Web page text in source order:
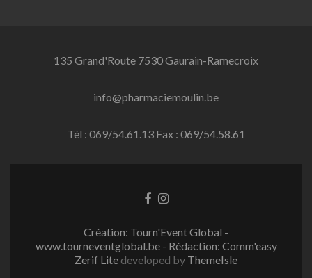
135 Grand'Route 7530 Gaurain-Ramecroix
info@pharmaciemoulin.be
Tél : 069/54.61.13 Fax : 069/54.58.61
LienLien
Création: Tourn'Event Global -
www.tourneventglobal.be - Rédaction: Comm'easy
Zerif Lite developed by ThemeIsle